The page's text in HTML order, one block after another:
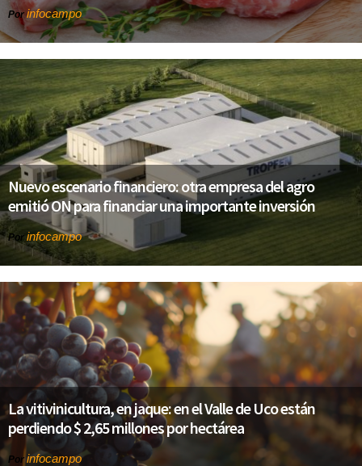
Por infocampo
Nuevo escenario financiero: otra empresa del agro
emitió ON para financiar una importante inversión
Por infocampo
La vitivinicultura, en jaque: en el Valle de Uco están
perdiendo $ 2,65 millones por hectárea
Por infocampo